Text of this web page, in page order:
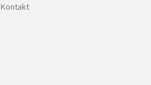
Kontakt